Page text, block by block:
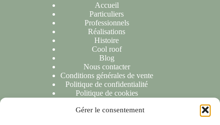
Gérer le consentement
Accueil
Particuliers
Professionnels
Réalisations
Histoire
Cool roof
Blog
Nous contacter
Conditions générales de vente
Politique de confidentialité
Politique de cookies